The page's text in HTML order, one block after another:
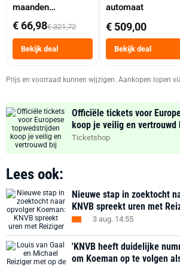
maanden
abonnement
€ 66,98€ 321,72
Bekijk deal
automaat
€ 509,00
Bekijk deal
Prijs en voorraad kunnen wijzigen. Aankopen lopen
Officiële tickets voor
koop je veilig en vertrouwd
Ticketshop
Lees ook:
Nieuwe stap in zoektocht
KNVB spreekt uren met
3 aug. 14:55
'KNVB heeft duidelijke
om Koeman op te volgen